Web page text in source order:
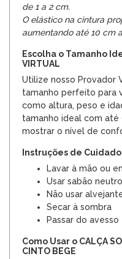
de 1 a 2 cm.
O elástico na cintura
aumentando até 10 cm
Escolha o Tamanho
VIRTUAL
Utilize nosso Provador
tamanho perfeito para
como altura, peso e
tamanho ideal com até
mostrar o nível de
Instruções de Cuidado
Lavar à mão ou
Usar sabão neutro
Não usar
Secar à sombra
Passar do
Como Usar o CALÇA
CINTO BEGE